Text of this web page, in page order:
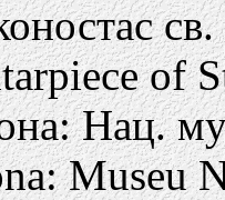
of
Нац.
Museu